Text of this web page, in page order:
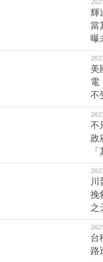
進
商
台
輝
當
曝
美